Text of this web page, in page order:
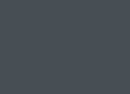
einem oder mehreren
die Ausdruck der
genetischen,
kulturellen oder
kann.